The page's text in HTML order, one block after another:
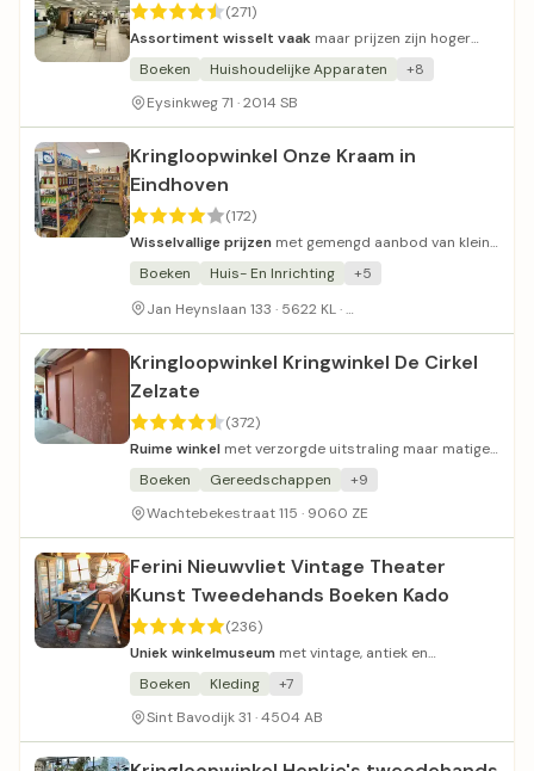
(271)
Assortiment wisselt vaak maar prijzen zijn hoger
dan andere kringloopwinkels.
Boeken Huishoudelijke Apparaten
+8
Eysinkweg 71 · 2014 SB
Kringloopwinkel Onze Kraam in
Eindhoven
(172)
Wisselvallige prijzen met gemengd aanbod van kleine
goederen en kleding.
Boeken Huis- En Inrichting
+5
Jan Heynslaan 133 · 5622 KL ·
Kringloopwinkel Kringwinkel De Cirkel
Zelzate
(372)
Ruime winkel met verzorgde uitstraling maar matige
prijzen.
Boeken Gereedschappen
+9
Wachtebekestraat 115 · 9060 ZE
Ferini Nieuwvliet Vintage Theater
Kunst Tweedehands Boeken Kado
(236)
Uniek winkelmuseum met vintage, antiek en
historische artefacten.
Boeken Kleding
+7
Sint Bavodijk 31 · 4504 AB